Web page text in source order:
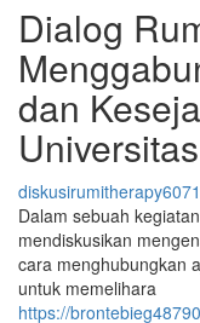
Dialog
dan
Dalam sebuah
mendiskusikan
cara menghubungkan
untuk memelihara
https://